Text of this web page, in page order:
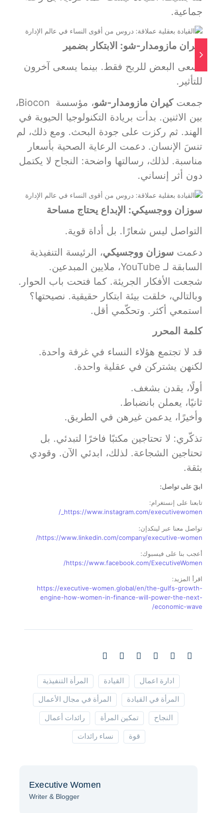
جماعية.
كيران مازومدار-شو: الابتكار بضمير
يسعى البعض للربح فقط. بينما يسعى آخرون
للتأثير.
جمعتكيران مازومدار-شو
، مؤسسة Biocon،
بين الاثنين. بدأت بريادة التكنولوجيا الحيوية في
الهند. ثم ركزت على جودة البحث. ومع ذلك، لم
تنسَ الإنسان. دعمت الرعاية الصحية بأسعار
مناسبة. لذلك، رسالتها واضحة: النجاح لا يكتمل
دون أثر إنساني.
سوزان ووجسيكي: الإبداع يحتاج مساحة
التواصل ليس شعارًا. بل أداة قوية.
دعمتسوزان ووجسيكي، الرئيسة التنفيذية
السابقة لـ YouTube، ملايين المبدعين.
شجعت الأفكار الجريئة. كما فتحت باب الحوار.
وبالتالي، خلقت بيئة ابتكار حقيقية. نصيحتها؟
استمعي أكثر. وتحكّمي أقل.
كلمة المحرر
قد لا تجتمع هؤلاء النساء في غرفة واحدة.
لكنهن يشتركن في عقلية واحدة.
أولًا، يقدن بشغف.
ثانيًا، يعملن بانضباط.
وأخيرًا، يدعمن غيرهن في الطريق.
تذكّري: لا تحتاجين مكتبًا فاخرًا لتبدئي. بل
تحتاجين الشجاعة. لذلك، ابدئي الآن. وقودي
بثقة.
ابقَ على تواصل:
تابعنا على إنستغرام:
https://www.instagram.com/executivewomen_/
تواصل معنا عبر لينكدإن:
https://www.linkedin.com/company/executive-women/
أعجب بنا على فيسبوك:
https://www.facebook.com/ExecutiveWomen/
اقرأ المزيد:
https://executive-women.global/en/the-gulfs-growth-
engine-how-women-in-finance-will-power-the-next-
economic-wave/
ادارة اعمال القيادة
المرأة التنفيذية
المرأة في القيادة
المرأة في مجال الأعمال
النجاح
تمكين المرأة
رائدات أعمال
قوة
نساء رائدات
Executive Women
Writer & Blogger